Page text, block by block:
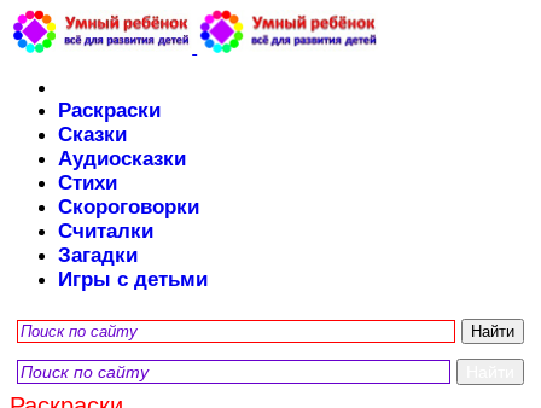
Раскраски
Сказки
Аудиосказки
Стихи
Скороговорки
Считалки
Загадки
Игры с детьми